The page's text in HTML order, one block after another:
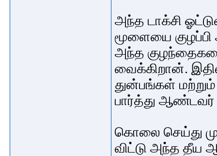
அந்த டாக்சி
மூளையை குழப்பி
அந்த
வைக்கிறான்.
துன்பங்கள்
பார்த்து ஆண்டவர்
கொலை செய்து
விட்டு அந்த தீய